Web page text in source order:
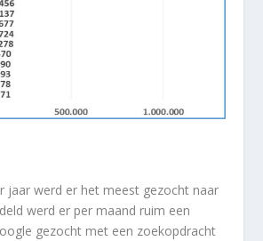
jaar werd er het meest gezocht naar
werd er per maand ruim een
gezocht met een zoekopdracht